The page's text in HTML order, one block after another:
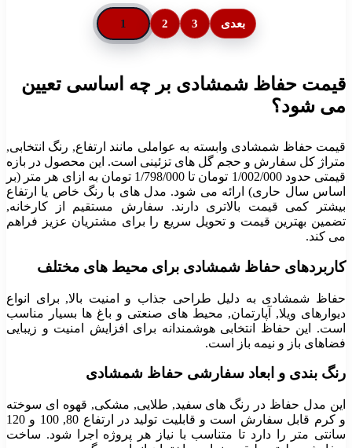
1 2 3 بعدی
قیمت حفاظ شمشادی بر چه اساسی تعیین
می شود؟
قیمت حفاظ شمشادی وابسته به عواملی مانند ارتفاع, رنگ انتخابی,
متراژ کل سفارش و حجم گل های تزئینی است. این محصول در بازه
قیمتی حدود1/002/000 تومان تا 1/798/000 تومان به ازای هر متر (بر
اساس سال حاری) ارائه می شود. مدل های با رنگ خاص یا ارتفاع
بیشتر کمی قیمت بالاتری دارند. سفارش مستقیم از کارخانه,
تضمین بهترین قیمت و تحویل سریع را برای مشتریان عزیز فراهم
می کند.
کاربردهای حفاظ شمشادی برای محیط های مختلف
حفاظ شمشادی به دلیل طراحی جذاب و امنیت بالا, برای انواع
دیوارهای ویلا, آپارتمان, محیط های صنعتی و باغ ها بسیار مناسب
است. این حفاظ انتخابی هوشمندانه برای افزایش امنیت و زیبایی
فضاهای باز و نیمه باز است.
رنگ بندی و ابعاد سفارشی حفاظ شمشادی
این مدل حفاظ در رنگ های سفید, طلایی, مشکی, قهوه ای سوخته
و کرم قابل سفارش است و قابلیت تولید در ارتفاع 80, 100 و 120
سانتی متر را دارد تا متناسب با نیاز هر پروژه اجرا شود. ساخت